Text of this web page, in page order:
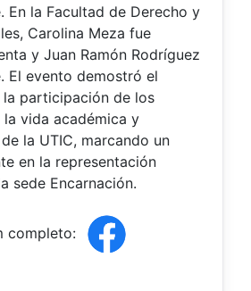
En la Facultad de Derecho y
Carolina Meza fue
y Juan Ramón Rodríguez
El evento demostró el
participación de los
la vida académica y
la UTIC, marcando un
en la representación
sede Encarnación.
completo: